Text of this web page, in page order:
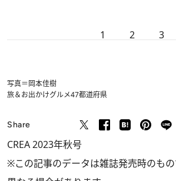
1 2 3
写真＝岡本佳樹
旅＆お出かけグルメ47都道府県
Share
CREA 2023年秋号
※この記事のデータは雑誌発売時のも